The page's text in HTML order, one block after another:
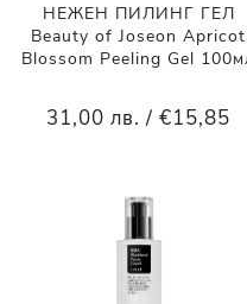
НЕЖЕН ПИЛИНГ ГЕЛ
Beauty of Joseon Apricot
Blossom Peeling Gel
31,00 лв. / €15,85